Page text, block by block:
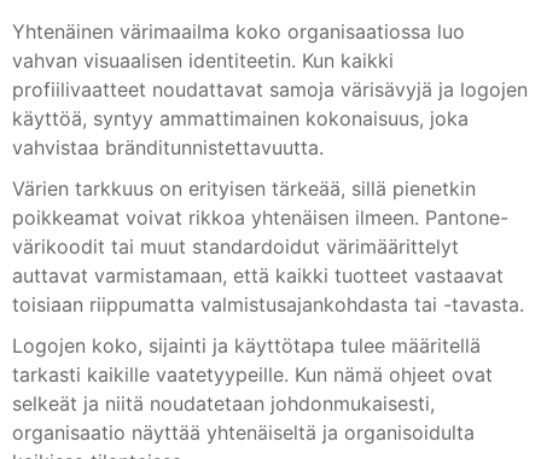
Yhtenäinen värimaailma koko organisaatiossa luo
vahvan visuaalisen identiteetin. Kun kaikki
profiilivaatteet noudattavat samoja värisävyjä ja logojen
käyttöä, syntyy ammattimainen kokonaisuus, joka
vahvistaa bränditunnistettavuutta.
Värien tarkkuus on erityisen tärkeää, sillä pienetkin
poikkeamat voivat rikkoa yhtenäisen ilmeen. Pantone-
värikoodit tai muut standardoidut värimäärittelyt
auttavat varmistamaan, että kaikki tuotteet vastaavat
toisiaan riippumatta valmistusajankohdasta tai -tavasta.
Logojen koko, sijainti ja käyttötapa tulee määritellä
tarkasti kaikille vaatetyypeille. Kun nämä ohjeet ovat
selkeät ja niitä noudatetaan johdonmukaisesti,
organisaatio näyttää yhtenäiseltä ja organisoidulta